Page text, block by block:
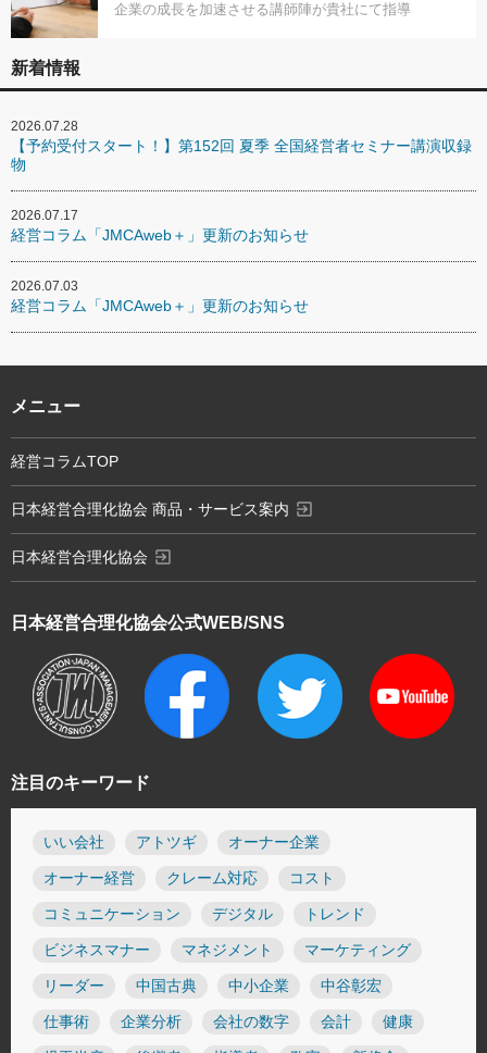
企業の成長を加速させる講師陣が貴社にて指導
新着情報
2026.07.28
【予約受付スタート！】第152回 夏季 全国経営者セミナー講演収録
物
2026.07.17
経営コラム「JMCAweb＋」更新のお知らせ
2026.07.03
経営コラム「JMCAweb＋」更新のお知らせ
注目のキーワード
いい会社 アトツギ オーナー企業
オーナー経営 クレーム対応 コスト
コミュニケーション デジタル トレンド
ビジネスマナー マネジメント マーケティング
リーダー 中国古典 中小企業 中谷彰宏
仕事術 企業分析 会社の数字 会計 健康
日本経営合理化協会公式WEB/SNS
メニュー
経営コラムTOP
日本経営合理化協会 商品・サービス案内 exit_to_app
日本経営合理化協会 exit_to_app